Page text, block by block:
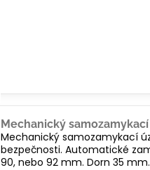
Mechanický
Mechanický samozamykací
bezpečnosti. Automatické
90, nebo 92 mm. Dorn 35